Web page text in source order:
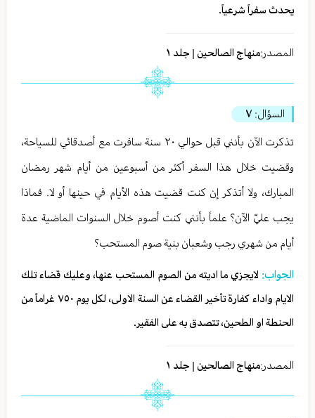
يحدث سفراً شرعياً.
المصدر:منهاج الصالحين | جلد ١
السؤال: ٧
تذكرت الآن بأنني قبل حوالي ٢٠ سنة سافرت مع أصدقائي للسياحة،
وقضيت خلال هذا السفر أكثر من أسبوعين من أيام شهر رمضان
المبارك، ولا أتذكر إن كنت قضيت هذه الأيام في حينها أو لا. فماذا
يجب عليّ الآن؟ علماً بأنني كنت أصوم خلال السنوات الماضية عدة
أيام من شهري رجب وشعبان بنية صوم المستحب؟
الجواب: لايجزي ما اديته من الصوم المستحب عنها، وعليك قضاء تلك
الايام واداء كفارة تأخير القضاء عن السنة الاولى، لكل يوم ٧٥٠ غراماً من
الحنطة او الطحين، تتصدق به على الفقير.
المصدر:منهاج الصالحين | جلد ١